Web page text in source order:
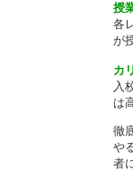
授
各
が
カ
入
は
徹
や
者